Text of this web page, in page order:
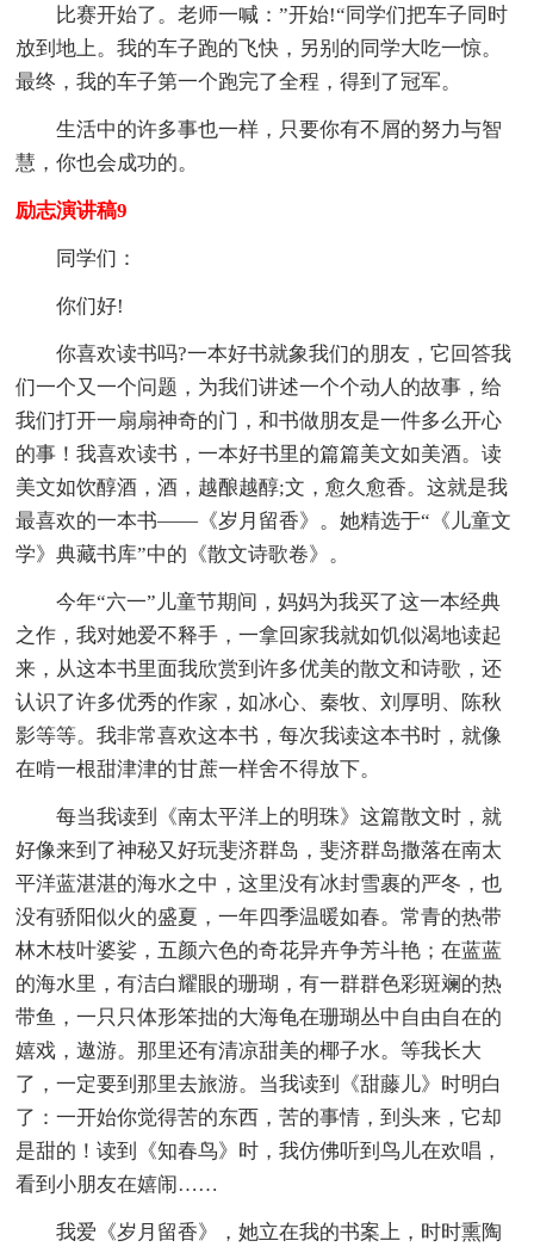
比赛开始了。老师一喊：”开始!“同学们把车子同时
放到地上。我的车子跑的飞快，另别的同学大吃一惊。
最终，我的车子第一个跑完了全程，得到了冠军。
生活中的许多事也一样，只要你有不屑的努力与智
慧，你也会成功的。
励志演讲稿9
同学们：
你们好!
你喜欢读书吗?一本好书就象我们的朋友，它回答我
们一个又一个问题，为我们讲述一个个动人的故事，给
我们打开一扇扇神奇的门，和书做朋友是一件多么开心
的事！我喜欢读书，一本好书里的篇篇美文如美酒。读
美文如饮醇酒，酒，越酿越醇;文，愈久愈香。这就是我
最喜欢的一本书——《岁月留香》。她精选于“《儿童文
学》典藏书库”中的《散文诗歌卷》。
今年“六一”儿童节期间，妈妈为我买了这一本经典
之作，我对她爱不释手，一拿回家我就如饥似渴地读起
来，从这本书里面我欣赏到许多优美的散文和诗歌，还
认识了许多优秀的作家，如冰心、秦牧、刘厚明、陈秋
影等等。我非常喜欢这本书，每次我读这本书时，就像
在啃一根甜津津的甘蔗一样舍不得放下。
每当我读到《南太平洋上的明珠》这篇散文时，就
好像来到了神秘又好玩斐济群岛，斐济群岛撒落在南太
平洋蓝湛湛的海水之中，这里没有冰封雪裹的严冬，也
没有骄阳似火的盛夏，一年四季温暖如春。常青的热带
林木枝叶婆娑，五颜六色的奇花异卉争芳斗艳；在蓝蓝
的海水里，有洁白耀眼的珊瑚，有一群群色彩斑斓的热
带鱼，一只只体形笨拙的大海龟在珊瑚丛中自由自在的
嬉戏，遨游。那里还有清凉甜美的椰子水。等我长大
了，一定要到那里去旅游。当我读到《甜藤儿》时明白
了：一开始你觉得苦的东西，苦的事情，到头来，它却
是甜的！读到《知春鸟》时，我仿佛听到鸟儿在欢唱，
看到小朋友在嬉闹……
我爱《岁月留香》，她立在我的书案上，时时熏陶